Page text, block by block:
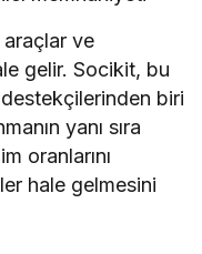
ve
gelir. Socikit, bu
destekçilerinden biri
yanı sıra
oranlarını
hale gelmesini